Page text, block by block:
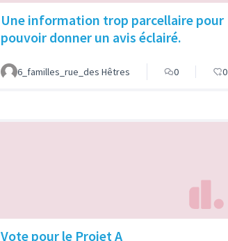
Une information trop parcellaire pour
pouvoir donner un avis éclairé.
6_familles_rue_des Hêtres 0 0
Vote pour le Projet A